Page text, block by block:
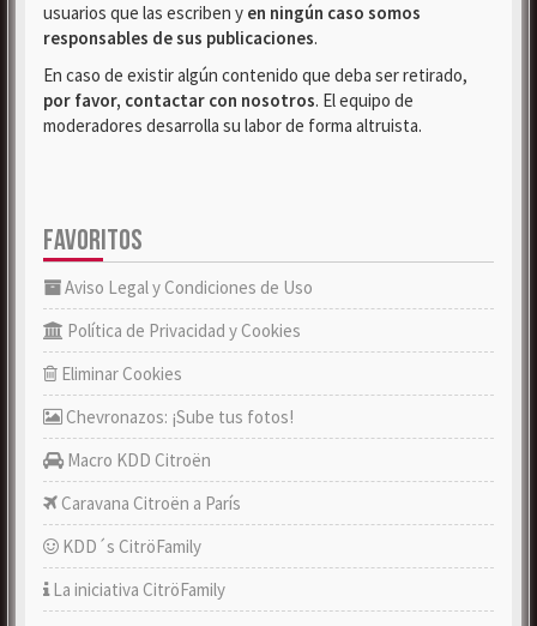
usuarios que las escriben y en ningún caso somos
responsables de sus publicaciones.
En caso de existir algún contenido que deba ser retirado,
por favor, contactar con nosotros. El equipo de
moderadores desarrolla su labor de forma altruista.
FAVORITOS
Aviso Legal y Condiciones de Uso
Política de Privacidad y Cookies
Eliminar Cookies
Chevronazos: ¡Sube tus fotos!
Macro KDD Citroën
Caravana Citroën a París
KDD´s CitröFamily
La iniciativa CitröFamily